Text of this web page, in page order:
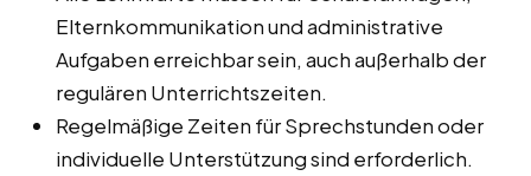
Elternkommunikation und administrative
Aufgaben erreichbar sein, auch außerhalb der
regulären Unterrichtszeiten.
Regelmäßige Zeiten für Sprechstunden oder
individuelle Unterstützung sind erforderlich.